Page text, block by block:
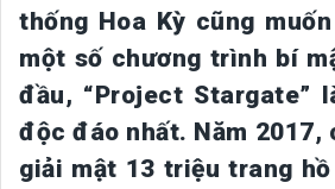
thống Hoa Kỳ cũng
một số chương trình bí
đầu, “Project Stargate”
độc đáo nhất. Năm 2017,
giải mật 13 triệu trang